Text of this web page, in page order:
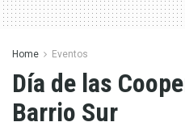
Home Eventos
Día de las
Barrio Sur